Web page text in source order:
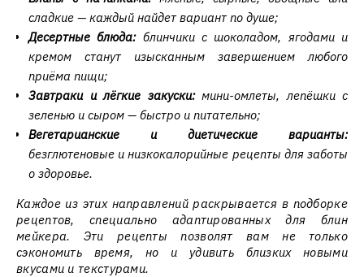
сладкие — каждый найдет вариант по душе;
Десертные блюда:блинчики с шоколадом, ягодами и
кремом станут изысканным завершением любого
приёма пищи;
Завтраки и лёгкие закуски:мини-омлеты, лепёшки с
зеленью и сыром — быстро и питательно;
Вегетарианские и диетические варианты:
безглютеновые и низкокалорийные рецепты для заботы
о здоровье.
Каждое из этих направлений раскрывается в подборке
рецептов, специально адаптированных для блин
мейкера. Эти рецепты позволят вам не только
сэкономить время, но и удивить близких новыми
вкусами и текстурами.